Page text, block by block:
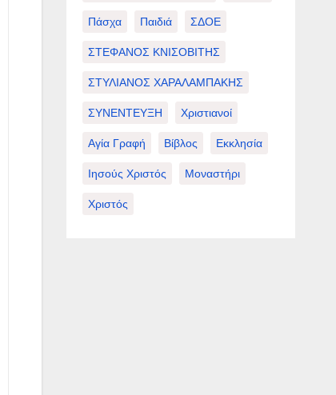
Πάσχα Παιδιά ΣΔΟΕ
ΣΤΕΦΑΝΟΣ ΚΝΙΣΟΒΙΤΗΣ
ΣΤΥΛΙΑΝΟΣ ΧΑΡΑΛΑΜΠΑΚΗΣ
ΣΥΝΕΝΤΕΥΞΗ Χριστιανοί
Αγία Γραφή Βίβλος Εκκλησία
Ιησούς Χριστός Μοναστήρι
Χριστός